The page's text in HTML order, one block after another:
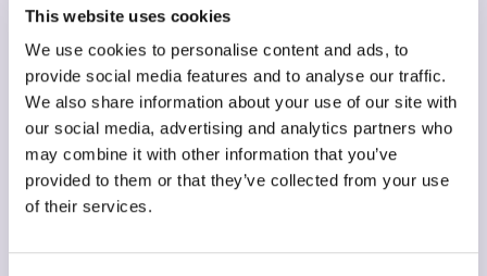
This website uses cookies
We use cookies to personalise content and ads, to
provide social media features and to analyse our traffic.
We also share information about your use of our site with
our social media, advertising and analytics partners who
may combine it with other information that you’ve
provided to them or that they’ve collected from your use
of their services.
Scratch ile Blok Kodlama